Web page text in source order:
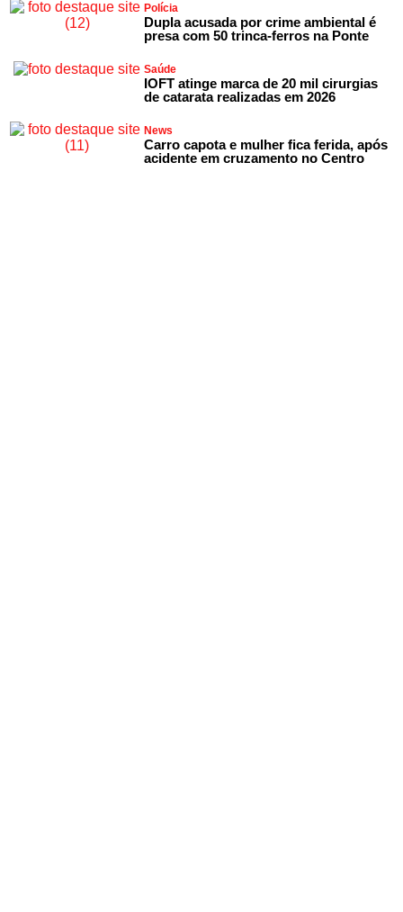
Polícia
Dupla acusada por crime ambiental é
presa com 50 trinca-ferros na Ponte
Saúde
IOFT atinge marca de 20 mil cirurgias
de catarata realizadas em 2026
News
Carro capota e mulher fica ferida, após
acidente em cruzamento no Centro